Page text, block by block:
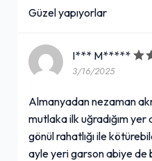
Güzel yapıyorlar
I*** M*****
3/16/2025
Almanyadan nezaman
mutlaka ilk uğradığım
gönül rahatlığı ile
ayle yeri garson abiye de